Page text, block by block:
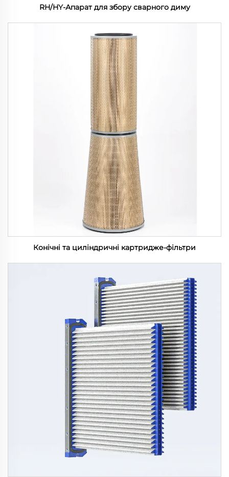
RH/HY-Апарат для збору сварного диму
Конічні та циліндричні картридже-фільтри